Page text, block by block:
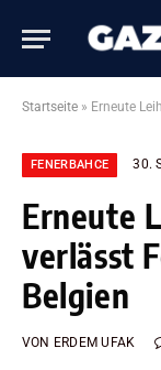
Startseite » Erneute
FENERBAHCE 30.
Erneute
verlässt
Belgien
VON ERDEM UFAK